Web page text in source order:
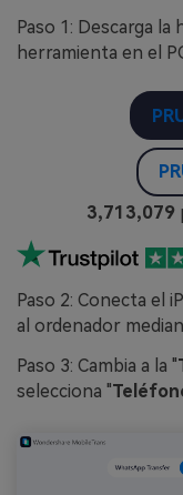
Paso 1: Descarga
herramienta en el
3,713,080
Paso 2: Conecta el
al ordenador
Paso 3: Cambia a la "
selecciona "